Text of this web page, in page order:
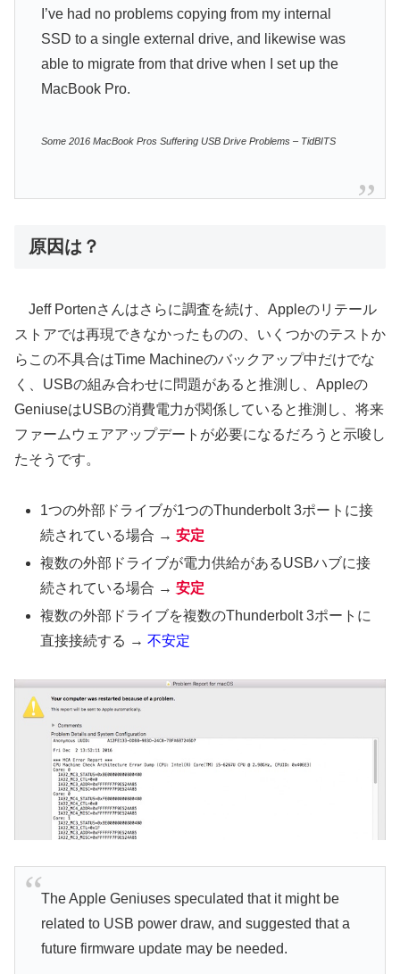
I’ve had no problems copying from my internal
SSD to a single external drive, and likewise was
able to migrate from that drive when I set up the
MacBook Pro.
Some 2016 MacBook Pros Suffering USB Drive Problems – TidBITS
原因は？
Jeff Portenさんはさらに調査を続け、Appleのリテール
ストアでは再現できなかったものの、いくつかのテストか
らこの不具合はTime Machineのバックアップ中だけでな
く、USBの組み合わせに問題があると推測し、Appleの
GeniuseはUSBの消費電力が関係していると推測し、将来
ファームウェアアップデートが必要になるだろうと示唆し
たそうです。
1つの外部ドライブが1つのThunderbolt 3ポートに接
続されている場合 →安定
複数の外部ドライブが電力供給があるUSBハブに接
続されている場合 →安定
複数の外部ドライブを複数のThunderbolt 3ポートに
直接接続する →不安定
The Apple Geniuses speculated that it might be
related to USB power draw, and suggested that a
future firmware update may be needed.